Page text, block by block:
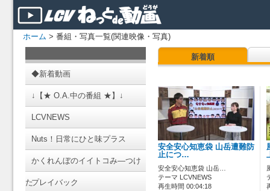
ホーム > 番組・写真一覧(関連映像・写真)
◆新着動画
↓【★ O.A.中の番組 ★】↓
LCVNEWS
Nuts！日常にひと味プラス
かくれんぼのイイトコみ―つけ
たプレイバック
新着順
安全安心知恵袋 山岳遭難防
止につ…
安全安心知恵袋 山岳…
テーマ LCVNEWS
再生時間 00:04:18